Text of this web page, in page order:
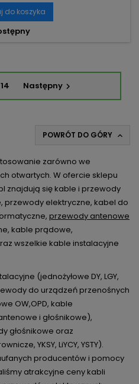
do koszyka
14 Następny
POWRÓT DO GÓRY 
zarówno we
otwartych. W ofercie sklepu
znajdują się kable i przewody
przewody elektryczne, kabel do
przewody antenowe
kable prądowe,
wszelkie kable instalacyjne
(jednożyłowe DY, LGY,
do urządzeń przenośnych
OW,OPD, kable
i głośnikowe),
głośnikowe oraz
YKSY, LiYCY, YSTY).
producentów i pomocy
atrakcyjne ceny kabli